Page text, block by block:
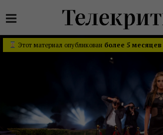
Этот материал опубликован более 5 месяцев